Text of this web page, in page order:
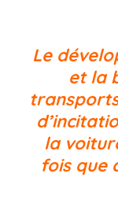
Le
et la
la
fois que